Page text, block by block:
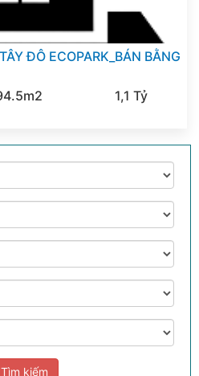
ĐÔ ECOPARK_BÁN BẰNG
1,1 Tỷ
Tìm kiếm